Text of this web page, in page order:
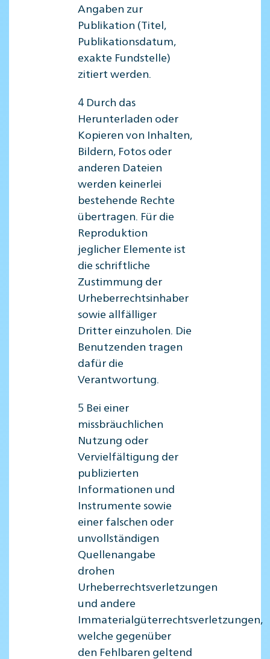
Angaben zur
Publikation (Titel,
Publikationsdatum,
exakte Fundstelle)
zitiert werden.
4 Durch das
Herunterladen oder
Kopieren von Inhalten,
Bildern, Fotos oder
anderen Dateien
werden keinerlei
bestehende Rechte
übertragen. Für die
Reproduktion
jeglicher Elemente ist
die schriftliche
Zustimmung der
Urheberrechtsinhaber
sowie allfälliger
Dritter einzuholen. Die
Benutzenden tragen
dafür die
Verantwortung.
5 Bei einer
missbräuchlichen
Nutzung oder
Vervielfältigung der
publizierten
Informationen und
Instrumente sowie
einer falschen oder
unvollständigen
Quellenangabe
drohen
Urheberrechtsverletzungen
und andere
Immaterialgüterrechtsverletzungen,
welche gegenüber
den Fehlbaren geltend